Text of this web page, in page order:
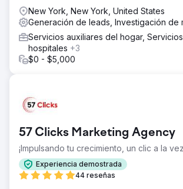
New York, New York, United States
Generación de leads, Investigación de
Servicios auxiliares del hogar,
hospitales +3
$0 - $5,000
57 Clicks Marketing Agency
¡Impulsando tu crecimiento, un clic a la
Experiencia demostrada
44 reseñas